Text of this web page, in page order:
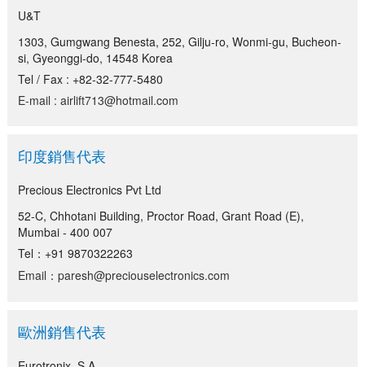
U&T
1303, Gumgwang Benesta, 252, Gilju-ro, Wonmi-gu, Bucheon-
si, Gyeonggi-do, 14548 Korea
Tel / Fax : +82-32-777-5480
E-mail : airlift713@hotmail.com
印度銷售代表
Precious Electronics Pvt Ltd
52-C, Chhotani Building, Proctor Road, Grant Road (E),
Mumbai - 400 007
Tel：+91 9870322263
Email：paresh@preciouselectronics.com
歐洲銷售代表